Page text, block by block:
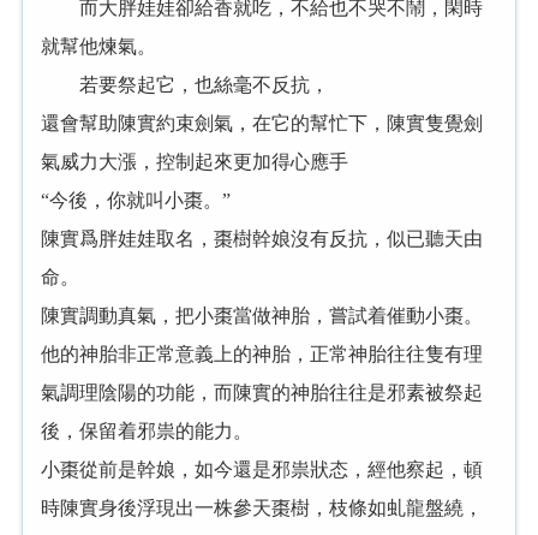
而大胖娃娃卻給香就吃，不給也不哭不鬧，閑時
就幫他煉氣。
若要祭起它，也絲毫不反抗，
還會幫助陳實約束劍氣，在它的幫忙下，陳實隻覺劍
氣威力大漲，控制起來更加得心應手
“今後，你就叫小棗。”
陳實爲胖娃娃取名，棗樹幹娘沒有反抗，似已聽天由
命。
陳實調動真氣，把小棗當做神胎，嘗試着催動小棗。
他的神胎非正常意義上的神胎，正常神胎往往隻有理
氣調理陰陽的功能，而陳實的神胎往往是邪素被祭起
後，保留着邪祟的能力。
小棗從前是幹娘，如今還是邪祟狀态，經他察起，頓
時陳實身後浮現出一株參天棗樹，枝條如虬龍盤繞，